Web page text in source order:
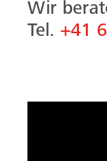
Wir
Tel. +41